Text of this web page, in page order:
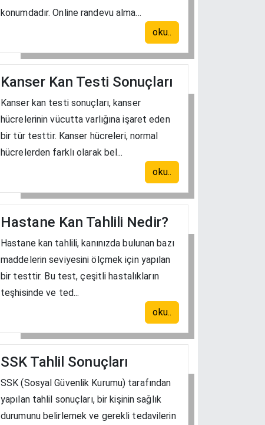
konumdadır. Online randevu alma...
oku..
Kanser Kan Testi Sonuçları
Kanser kan testi sonuçları, kanser
hücrelerinin vücutta varlığına işaret eden
bir tür testtir. Kanser hücreleri, normal
hücrelerden farklı olarak bel...
oku..
Hastane Kan Tahlili Nedir?
Hastane kan tahlili, kanınızda bulunan bazı
maddelerin seviyesini ölçmek için yapılan
bir testtir. Bu test, çeşitli hastalıkların
teşhisinde ve ted...
oku..
SSK Tahlil Sonuçları
SSK (Sosyal Güvenlik Kurumu) tarafından
yapılan tahlil sonuçları, bir kişinin sağlık
durumunu belirlemek ve gerekli tedavilerin